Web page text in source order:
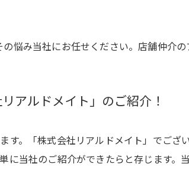
悩み当社にお任せください。店舗仲介の
アルドメイト」のご紹介！
す。「株式会社リアルドメイト」でござ
に当社のご紹介ができたらと存じます。